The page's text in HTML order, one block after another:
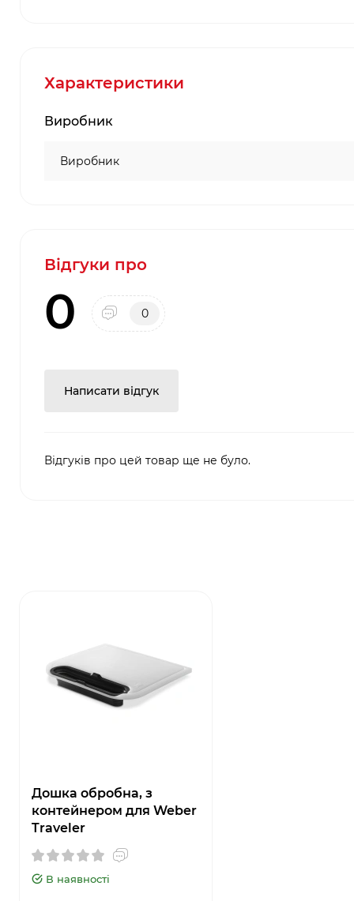
Характеристики
Виробник
Виробник
Відгуки про
0 0
Написати відгук
Відгуків про цей товар ще не було.
Дошка обробна, з
контейнером для Weber
Traveler
В наявності